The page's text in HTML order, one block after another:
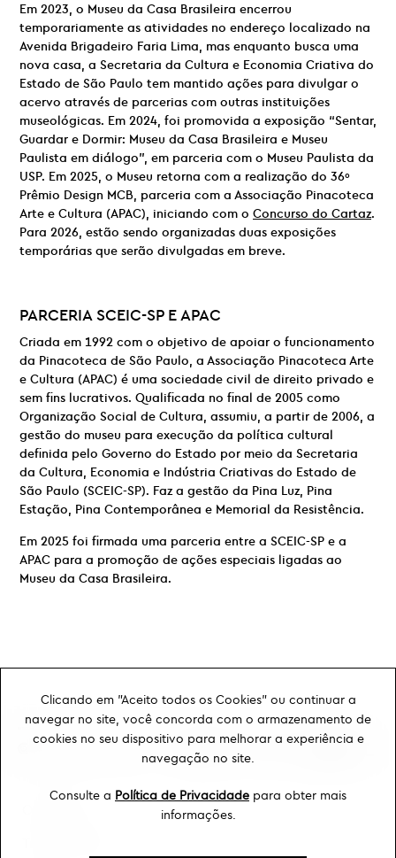
Em 2023, o Museu da Casa Brasileira encerrou
temporariamente as atividades no endereço localizado na
Avenida Brigadeiro Faria Lima, mas enquanto busca uma
nova casa, a Secretaria da Cultura e Economia Criativa do
Estado de São Paulo tem mantido ações para divulgar o
acervo através de parcerias com outras instituições
museológicas. Em 2024, foi promovida a exposição “Sentar,
Guardar e Dormir: Museu da Casa Brasileira e Museu
Paulista em diálogo”, em parceria com o Museu Paulista da
USP. Em 2025, o Museu retorna com a realização do 36º
Prêmio Design MCB, parceria com a Associação Pinacoteca
Arte e Cultura (APAC), iniciando com o Concurso do Cartaz.
Para 2026, estão sendo organizadas duas exposições
temporárias que serão divulgadas em breve.
PARCERIASCEIC-SP EAPAC
Criada em 1992 com o objetivo de apoiar o funcionamento
da Pinacoteca de São Paulo, a Associação Pinacoteca Arte
e Cultura (APAC) é uma sociedade civil de direito privado e
sem fins lucrativos. Qualificada no final de 2005 como
Organização Social de Cultura, assumiu, a partir de 2006, a
gestão do museu para execução da política cultural
definida pelo Governo do Estado por meio da Secretaria
da Cultura, Economia e Indústria Criativas do Estado de
São Paulo (SCEIC-SP). Faz a gestão da Pina Luz, Pina
Estação, Pina Contemporânea e Memorial da Resistência.
Em 2025 foi firmada uma parceria entre a SCEIC-SP e a
APAC para a promoção de ações especiais ligadas ao
Museu da Casa Brasileira.
Clicando em "Aceito todos os Cookies" ou continuar a
navegar no site, você concorda com o armazenamento de
cookies no seu dispositivo para melhorar a experiência e
navegação no site.
Consulte a Política de Privacidade para obter mais
informações.